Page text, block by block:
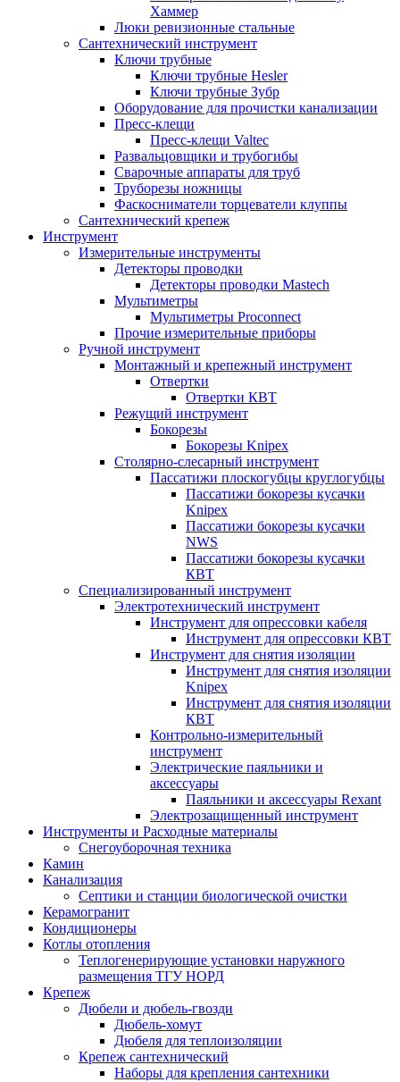
Хаммер
Люки ревизионные стальные
Сантехнический инструмент
Ключи трубные
Ключи трубные Hesler
Ключи трубные Зубр
Оборудование для прочистки канализации
Пресс-клещи
Пресс-клещи Valtec
Развальцовщики и трубогибы
Сварочные аппараты для труб
Труборезы ножницы
Фаскосниматели торцеватели клуппы
Сантехнический крепеж
Инструмент
Измерительные инструменты
Детекторы проводки
Детекторы проводки Mastech
Мультиметры
Мультиметры Proconnect
Прочие измерительные приборы
Ручной инструмент
Монтажный и крепежный инструмент
Отвертки
Отвертки КВТ
Режущий инструмент
Бокорезы
Бокорезы Knipex
Столярно-слесарный инструмент
Пассатижи плоскогубцы круглогубцы
Пассатижи бокорезы кусачки
Knipex
Пассатижи бокорезы кусачки
NWS
Пассатижи бокорезы кусачки
КВТ
Специализированный инструмент
Электротехнический инструмент
Инструмент для опрессовки кабеля
Инструмент для опрессовки КВТ
Инструмент для снятия изоляции
Инструмент для снятия изоляции
Knipex
Инструмент для снятия изоляции
КВТ
Контрольно-измерительный
инструмент
Электрические паяльники и
аксессуары
Паяльники и аксессуары Rexant
Электрозащищенный инструмент
Инструменты и Расходные материалы
Снегоуборочная техника
Камин
Канализация
Септики и станции биологической очистки
Керамогранит
Кондиционеры
Котлы отопления
Теплогенерирующие установки наружного
размещения ТГУ НОРД
Крепеж
Дюбели и дюбель-гвозди
Дюбель-хомут
Дюбеля для теплоизоляции
Крепеж сантехнический
Наборы для крепления сантехники